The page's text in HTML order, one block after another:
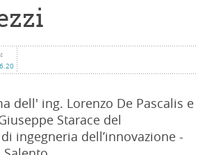
dell' ing. Lorenzo De Pascalis e
Starace del
ingegneria dell’innovazione -